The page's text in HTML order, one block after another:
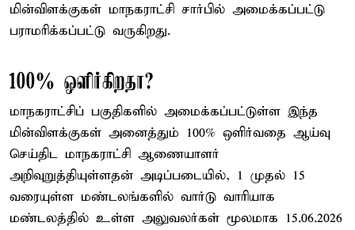
மின்விளக்குகள் மாநகராட்சி சார்பில் அமைக்கப்பட்டு
பராமரிக்கப்பட்டு வருகிறது.
100% ஒளிர்கிறதா?
மாநகராட்சிப் பகுதிகளில் அமைக்கப்பட்டுள்ள இந்த
மின்விளக்குகள் அனைத்தும் 100% ஒளிர்வதை ஆய்வு
செய்திட மாநகராட்சி ஆணையாளர்
அறிவுறுத்தியுள்ளதன் அடிப்படையில், 1 முதல் 15
வரையுள்ள மண்டலங்களில் வார்டு வாரியாக
மண்டலத்தில் உள்ள அலுவலர்கள் மூலமாக 15.06.2026